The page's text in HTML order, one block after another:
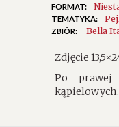
FORMAT:
TEMATYKA:
ZBIÓR: Bella
Zdjęcie
Po
kąpielowych.